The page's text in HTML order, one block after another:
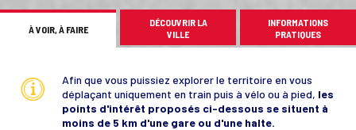
À VOIR, À FAIRE
DÉCOUVRIR LA
VILLE
INFORMATIONS
PRATIQUES
Afin que vous puissiez explorer le territoire en vous
déplaçant uniquement en train puis à vélo ou à pied, les
points d'intérêt proposés ci-dessous se situent à
moins de 5 km d'une gare ou d'une halte.